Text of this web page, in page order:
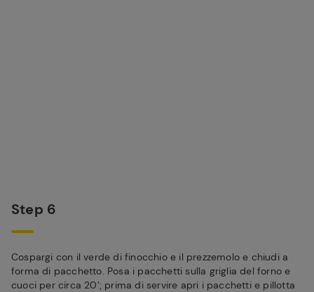
Step 6
Cospargi con il verde di finocchio e il prezzemolo e chiudi a
forma di pacchetto. Posa i pacchetti sulla griglia del forno e
cuoci per circa 20’; prima di servire apri i pacchetti e pillotta